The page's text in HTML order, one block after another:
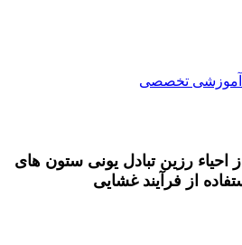
آموزشی تخصصی
رزین تبادل یونی ستون های
از فرآیند غشایی